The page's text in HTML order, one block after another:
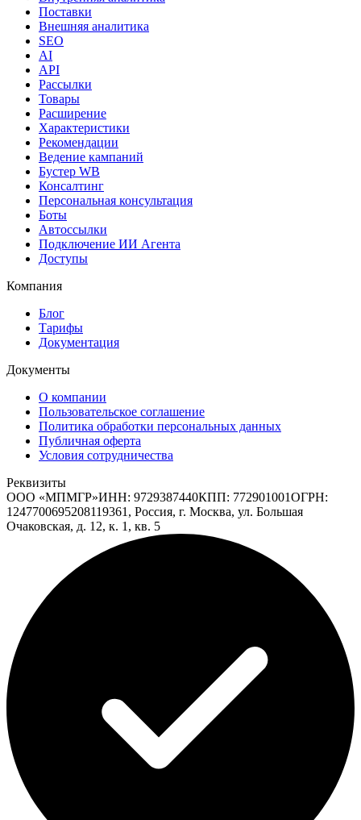
Поставки
Внешняя аналитика
SEO
AI
API
Рассылки
Товары
Расширение
Характеристики
Рекомендации
Ведение кампаний
Бустер WB
Консалтинг
Персональная консультация
Боты
Автоссылки
Подключение ИИ Агента
Доступы
Компания
Блог
Тарифы
Документация
Документы
О компании
Пользовательское соглашение
Политика обработки персональных данных
Публичная оферта
Условия сотрудничества
Реквизиты
ООО «МПМГР»ИНН: 9729387440КПП: 772901001ОГРН:
1247700695208119361, Россия, г. Москва, ул. Большая
Очаковская, д. 12, к. 1, кв. 5